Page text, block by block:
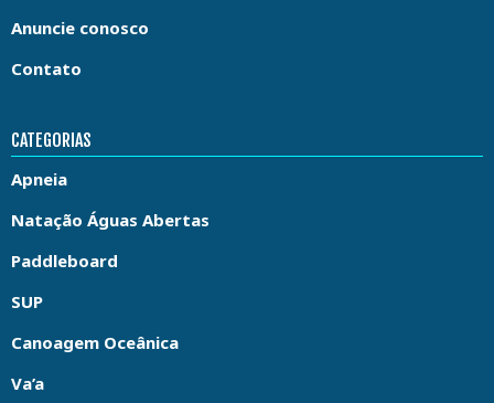
Anuncie conosco
Contato
CATEGORIAS
Apneia
Natação Águas Abertas
Paddleboard
SUP
Canoagem Oceânica
Va’a